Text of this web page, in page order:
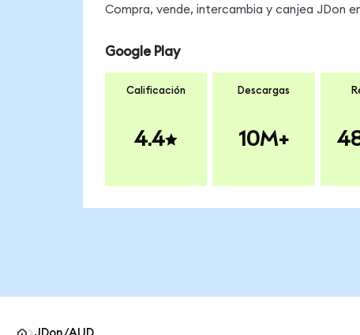
Compra, vende, intercambia y canjea JDon
Google Play
Calificación
4.4
Descargas
10M+